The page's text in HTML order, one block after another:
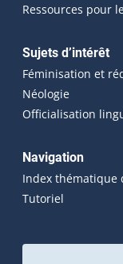
Ressources pour
Sujets d’intérêt
Féminisation et
Néologie
Officialisation
Navigation
Index thématique
Tutoriel